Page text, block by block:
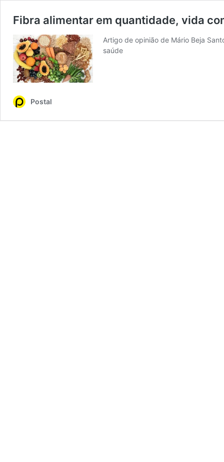
Fibra alimentar em quantidade, vida
Artigo de opinião de Mário Beja
saúde
Postal